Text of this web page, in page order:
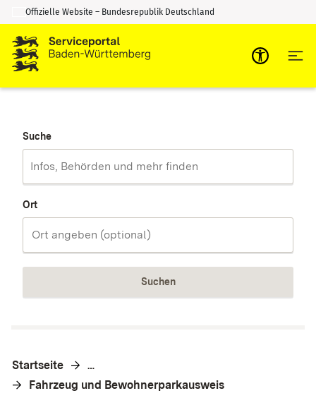
Zum Inhalt springen
Zur Suche springen
Offizielle Website – Bundesrepublik Deutschland
Suche
Ort
Suchen
Startseite …
Fahrzeug und Bewohnerparkausweis